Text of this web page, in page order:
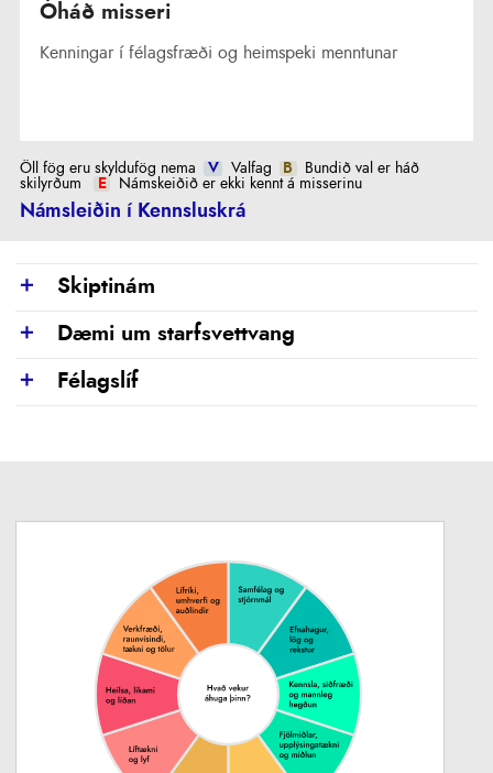
Óháð misseri
Kenningar í félagsfræði og heimspeki menntunar
Öll fög eru skyldufög nema V Valfag B
Bundið val er háð
skilyrðum
E Námskeiðið er ekki kennt á misserinu
Námsleiðin í Kennsluskrá
ShowSkiptinám
ShowDæmi um starfsvettvang
ShowFélagslíf